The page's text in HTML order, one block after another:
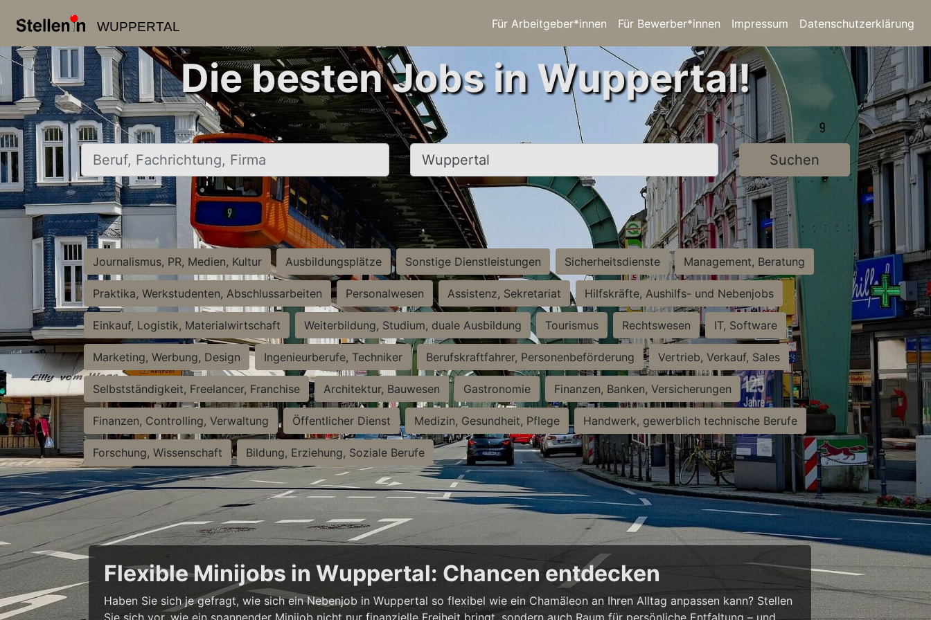
WUPPERTAL Für Arbeitgeber*innen Für Bewerber*innen Impressum Datenschutzerklärung
Die besten Jobs in Wuppertal!
Beruf, Fachrichtung, Firma Ort, Stadt Suchen
Journalismus, PR, Medien, Kultur Ausbildungsplätze Sonstige Dienstleistungen Sicherheitsdienste Management, Beratung
Praktika, Werkstudenten, Abschlussarbeiten Personalwesen Assistenz, Sekretariat Hilfskräfte, Aushilfs- und Nebenjobs
Einkauf, Logistik, Materialwirtschaft Weiterbildung, Studium, duale Ausbildung Tourismus Rechtswesen IT, Software
Marketing, Werbung, Design Ingenieurberufe, Techniker Berufskraftfahrer, Personenbeförderung Vertrieb, Verkauf, Sales
Selbstständigkeit, Freelancer, Franchise Architektur, Bauwesen Gastronomie Finanzen, Banken, Versicherungen
Finanzen, Controlling, Verwaltung Öffentlicher Dienst Medizin, Gesundheit, Pflege Handwerk, gewerblich technische Berufe
Forschung, Wissenschaft Bildung, Erziehung, Soziale Berufe
Flexible Minijobs in Wuppertal: Chancen entdecken
Haben Sie sich je gefragt, wie sich ein Nebenjob in Wuppertal so flexibel wie ein Chamäleon an Ihren Alltag anpassen kann? Stellen